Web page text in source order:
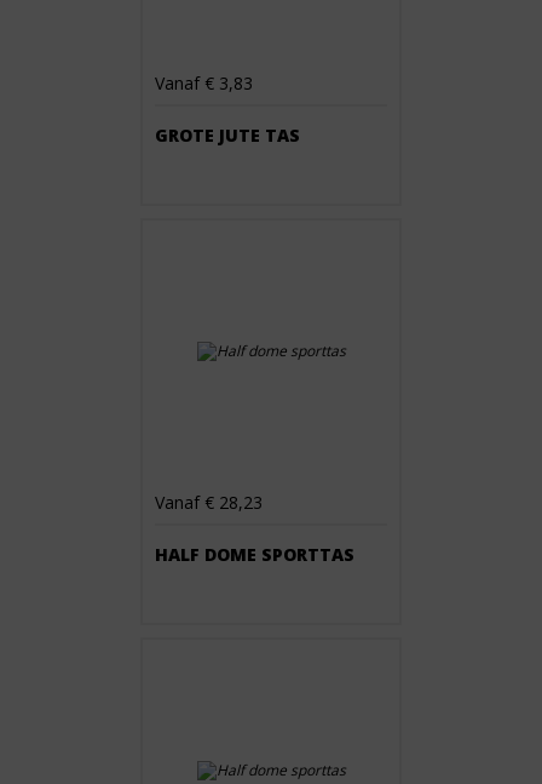
Vanaf € 3,83
GROTE JUTE TAS
Vanaf € 28,23
HALF DOME SPORTTAS